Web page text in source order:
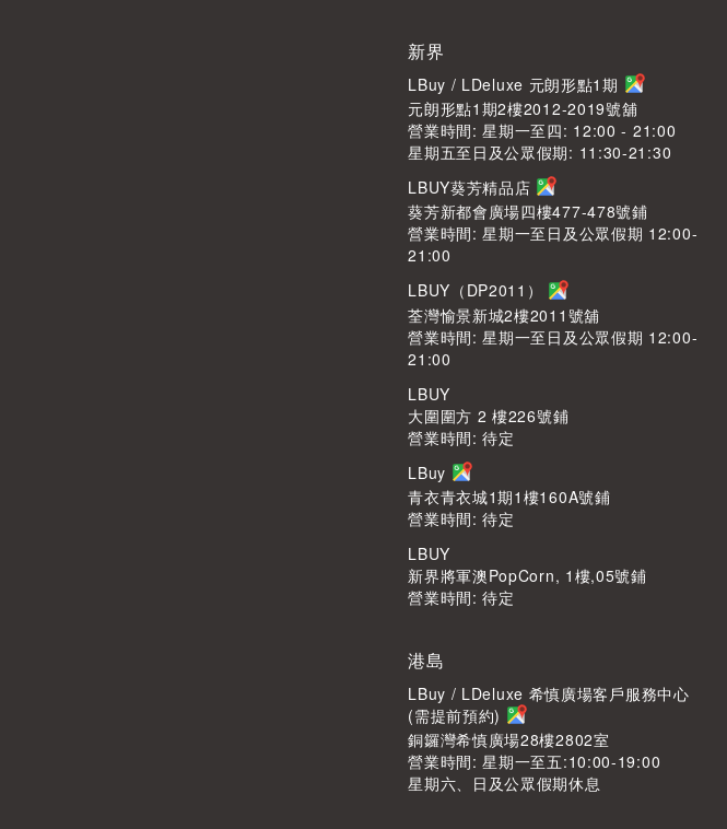
新界
LBuy / LDeluxe 元朗形點1期
元朗形點1期2樓2012-2019號舖
營業時間: 星期一至四: 12:00 - 21:00
星期五至日及公眾假期: 11:30-21:30
LBUY葵芳精品店
葵芳新都會廣場四樓477-478號鋪
營業時間: 星期一至日及公眾假期 12:00-
21:00
LBUY（DP2011）
荃灣愉景新城2樓2011號舖
營業時間: 星期一至日及公眾假期 12:00-
21:00
LBUY
大圍圍方 2 樓226號鋪
營業時間: 待定
LBuy
青衣青衣城1期1樓160A號鋪
營業時間: 待定
LBUY
新界將軍澳PopCorn, 1樓,05號鋪
營業時間: 待定
港島
LBuy / LDeluxe 希慎廣場客戶服務中心
(需提前預約)
銅鑼灣希慎廣場28樓2802室
營業時間: 星期一至五:10:00-19:00
星期六、日及公眾假期休息